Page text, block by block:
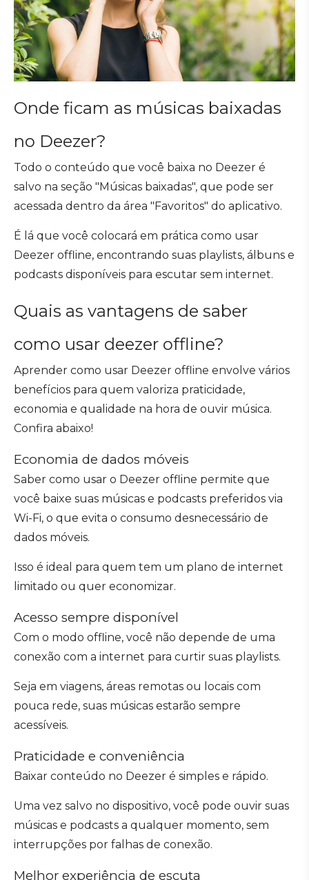
Onde ficam as músicas baixadas
no Deezer?
Todo o conteúdo que você baixa no Deezer é
salvo na seção "Músicas baixadas", que pode ser
acessada dentro da área "Favoritos" do aplicativo.
É lá que você colocará em prática como usar
Deezer offline, encontrando suas playlists, álbuns e
podcasts disponíveis para escutar sem internet.
Quais as vantagens de saber
como usar deezer offline?
Aprender como usar Deezer offline envolve vários
benefícios para quem valoriza praticidade,
economia e qualidade na hora de ouvir música.
Confira abaixo!
Economia de dados móveis
Saber como usar o Deezer offline permite que
você baixe suas músicas e podcasts preferidos via
Wi-Fi, o que evita o consumo desnecessário de
dados móveis.
Isso é ideal para quem tem um plano de internet
limitado ou quer economizar.
Acesso sempre disponível
Com o modo offline, você não depende de uma
conexão com a internet para curtir suas playlists.
Seja em viagens, áreas remotas ou locais com
pouca rede, suas músicas estarão sempre
acessíveis.
Praticidade e conveniência
Baixar conteúdo no Deezer é simples e rápido.
Uma vez salvo no dispositivo, você pode ouvir suas
músicas e podcasts a qualquer momento, sem
interrupções por falhas de conexão.
Melhor experiência de escuta